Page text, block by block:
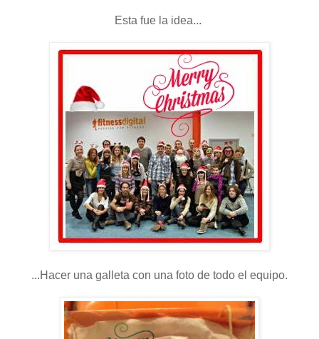
Esta fue la idea...
...Hacer una galleta con una foto de todo el equipo.